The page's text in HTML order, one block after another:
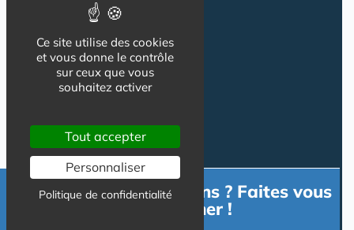
Informations
CGU
Besoin d'informations ? Faites vous
accompagner !
Ce site utilise des cookies
et vous donne le contrôle
sur ceux que vous
souhaitez activer
Tout accepter
Personnaliser
Politique de confidentialité